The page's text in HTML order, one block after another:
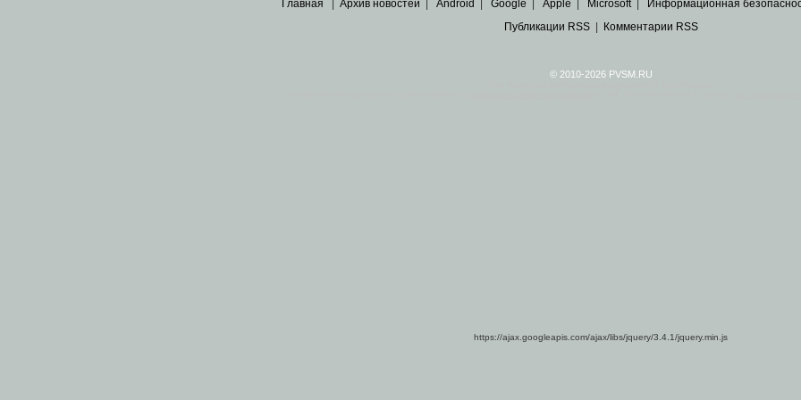
Главная Архив новостей Android Google Apple Microsoft| Информационная
Публикации RSS| Комментарии RSS
© 2010-2026 PVSM.RU
https://ajax.googleapis.com/ajax/libs/jquery/3.4.1/jquery.min.js